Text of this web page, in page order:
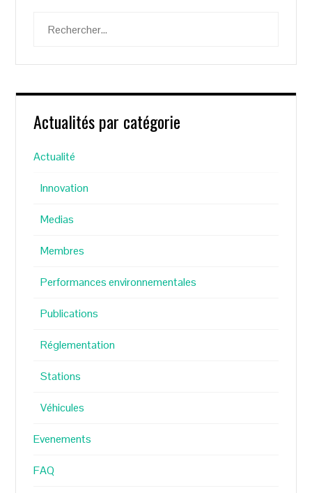
Actualités par catégorie
Actualité
Innovation
Medias
Membres
Performances environnementales
Publications
Réglementation
Stations
Véhicules
Evenements
FAQ